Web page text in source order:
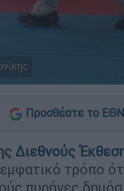
Προσθέστε το
Διεθνούς
τρόπο
πυρήνες